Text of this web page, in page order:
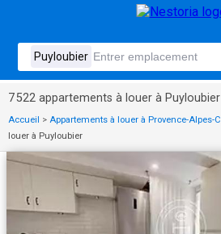
7 522 appartements à louer à Puyloubier
Accueil > Appartements à louer à Provence-Alpes-
louer à Puyloubier